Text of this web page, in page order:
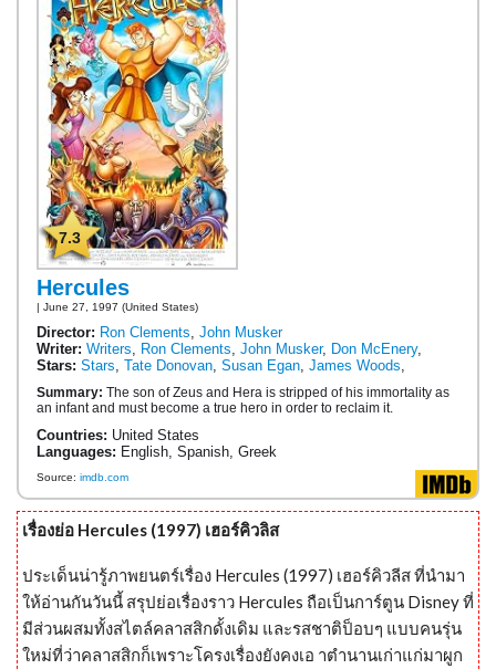
7.3
Hercules
| June 27, 1997 (United States)
Director: Ron Clements John Musker
Writer: Writers Ron Clements John Musker, Don McEnery,
Stars: Stars Tate Donovan Susan Egan James Woods
Summary: The son of Zeus and Hera is stripped of his immortality as
an infant and must become a true hero in order to reclaim it.
Countries: United States
Languages: English, Spanish, Greek
Source: imdb.com
เรื่องย่อ Hercules (1997) เฮอร์คิวลิส
ประเด็นน่ารู้ภาพยนตร์เรื่อง Hercules (1997) เฮอร์คิวลีส ที่นำมา
ให้อ่านกันวันนี้ สรุปย่อเรื่องราว Hercules ถือเป็นการ์ตูน Disney ที่
มีส่วนผสมทั้งสไตล์คลาสสิกดั้งเดิม และรสชาติป็อบๆ แบบคนรุ่น
ใหม่ที่ว่าคลาสสิกก็เพราะโครงเรื่องยังคงเอ าตำนานเก่าแก่มาผูก